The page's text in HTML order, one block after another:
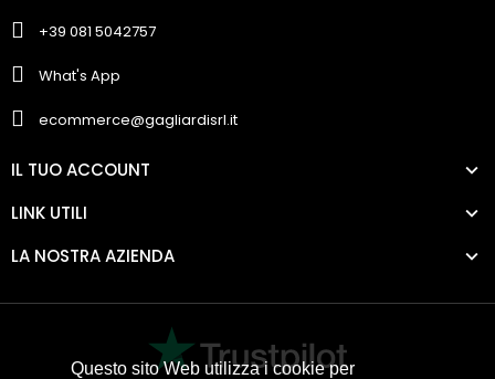
Questo sito Web utilizza i cookie per
+39 081 5042757
What's App
ecommerce@gagliardisrl.it
IL TUO ACCOUNT
LINK UTILI
LA NOSTRA AZIENDA